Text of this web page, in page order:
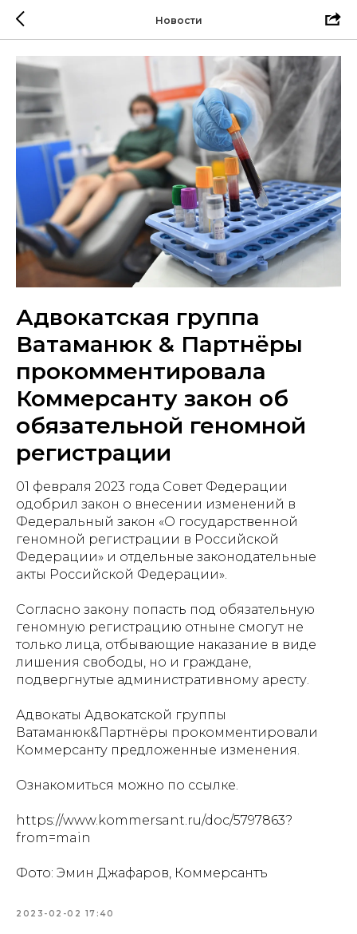
Новости
Адвокатская группа
Ватаманюк & Партнёры
прокомментировала
Коммерсанту закон об
обязательной геномной
регистрации
01 февраля 2023 года Совет Федерации
одобрил закон о внесении изменений в
Федеральный закон «О государственной
геномной регистрации в Российской
Федерации» и отдельные законодательные
акты Российской Федерации».
Cогласно закону попасть под обязательную
геномную регистрацию отныне смогут не
только лица, отбывающие наказание в виде
лишения свободы, но и граждане,
подвергнутые административному аресту.
Адвокаты Адвокатской группы
Ватаманюк&Партнёры прокомментировали
Коммерсанту предложенные изменения.
Ознакомиться можно по ссылке.
https://www.kommersant.ru/doc/5797863?
from=main
Фото: Эмин Джафаров, Коммерсантъ
2023-02-02 17:40